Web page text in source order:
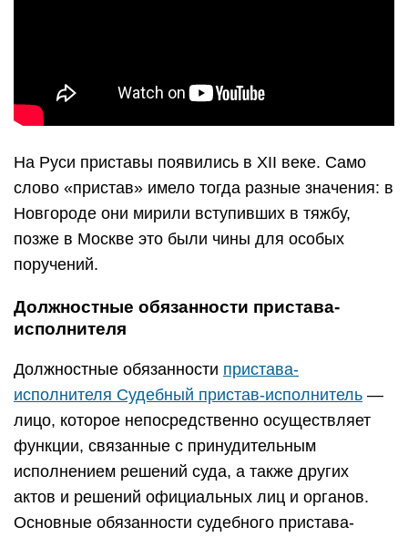
На Руси приставы появились в XII веке. Само
слово «пристав» имело тогда разные значения: в
Новгороде они мирили вступивших в тяжбу,
позже в Москве это были чины для особых
поручений.
Должностные обязанности пристава-
исполнителя
Должностные обязанности пристава-
исполнителя Судебный пристав-исполнитель —
лицо, которое непосредственно осуществляет
функции, связанные с принудительным
исполнением решений суда, а также других
актов и решений официальных лиц и органов.
Основные обязанности судебного пристава-